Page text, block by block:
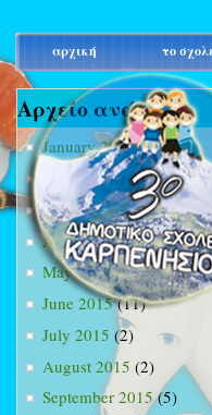
main_menu
αρχική το
Αρχείο ανά μήνα
January 2015(3)
February 2015(9)
March 2015(34)
April 2015(15)
May 2015(13)
June 2015(11)
July 2015 (2)
August 2015 (2)
September 2015(5)